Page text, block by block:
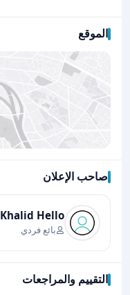
الموقع
صاحب الإعلان
Khalid Hello
بائع فردي
التقييم والمراجعات